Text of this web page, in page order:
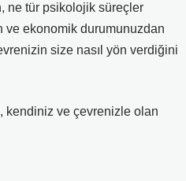
ne tür psikolojik süreçler
ve ekonomik durumunuzdan
size nasıl yön verdiğini
kendiniz ve çevrenizle olan